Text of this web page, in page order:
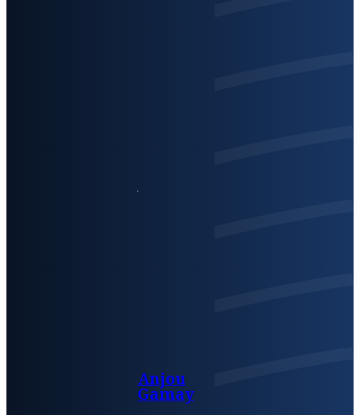
Anjou
Gamay